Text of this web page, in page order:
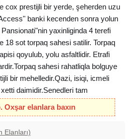
cox prestijli bir yerde, şeherden uzu
banki kecenden sonra yolun
yaxinliginda 4 terefi
18 sot torpaq sahesi satilir. Torpaq
qoyulub, yolu asfaltlidir. Etrafi
sahesi rahatliqla bolguye
bir mehelledir.Qazi, isiqi, icmeli
daimidir.Senedleri tam
sot]
Oxşar elanlara baxın
Elanları)